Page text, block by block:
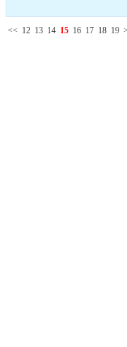
<< 12 13 14 15 16 17 18 19